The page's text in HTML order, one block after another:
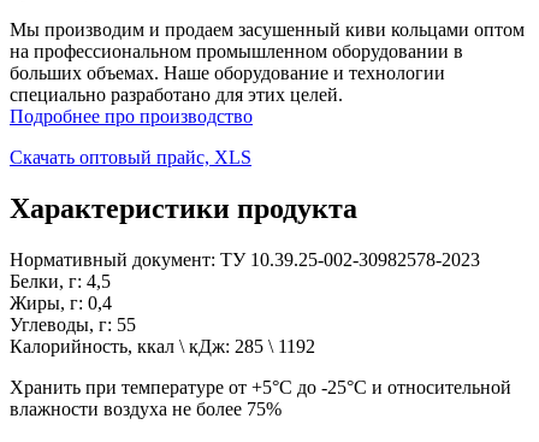
Мы производим и продаем засушенный киви кольцами оптом
на профессиональном промышленном оборудовании в
больших объемах. Наше оборудование и технологии
специально разработано для этих целей.
Подробнее про производство
Скачать оптовый прайс, XLS
Характеристики продукта
Нормативный документ: ТУ 10.39.25-002-30982578-2023
Белки, г: 4,5
Жиры, г: 0,4
Углеводы, г: 55
Калорийность, ккал \ кДж: 285 \ 1192
Хранить при температуре от +5°С до -25°С и относительной
влажности воздуха не более 75%